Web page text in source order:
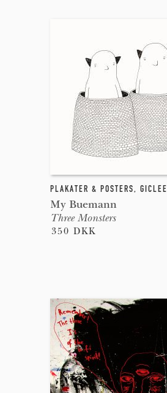
PLAKATER & POSTERS, GICLEE
My Buemann
Three Monsters
350 DKK